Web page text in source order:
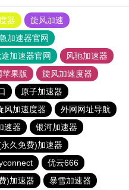
器
旋风加速
加速器官网
加速器官网
风驰加速器
果版
旋风加速度器
原子加速器
风加速度器
外网网址导航
速器
银河加速器
久免费)加速器
优云666
)加速器
暴雪加速器